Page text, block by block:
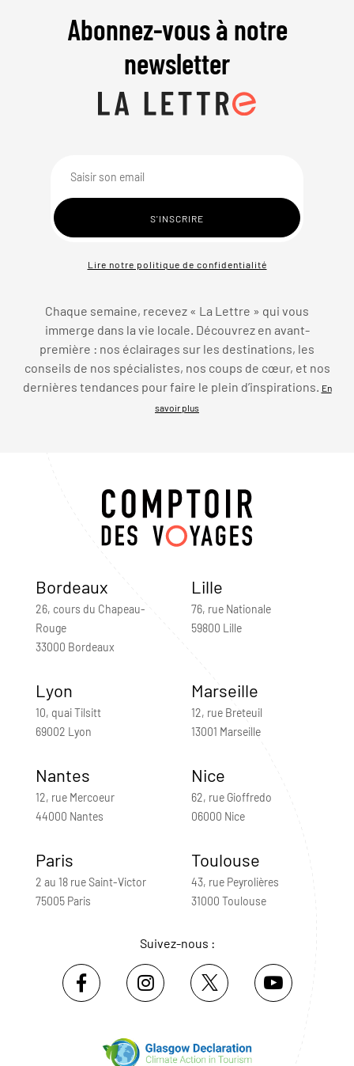
Abonnez-vous à notre
newsletter
Lire notre politique de confidentialité
Chaque semaine, recevez « La Lettre » qui vous
immerge dans la vie locale. Découvrez en avant-
première : nos éclairages sur les destinations, les
conseils de nos spécialistes, nos coups de cœur, et nos
dernières tendances pour faire le plein d’inspirations.
En
savoir plus
Bordeaux
26, cours du Chapeau-
Rouge
33000 Bordeaux
Lille
76, rue Nationale
59800 Lille
Lyon
10, quai Tilsitt
69002 Lyon
Marseille
12, rue Breteuil
13001 Marseille
Nantes
12, rue Mercoeur
44000 Nantes
Nice
62, rue Gioffredo
06000 Nice
Paris
2 au 18 rue Saint-Victor
75005 Paris
Toulouse
43, rue Peyrolières
31000 Toulouse
Suivez-nous :